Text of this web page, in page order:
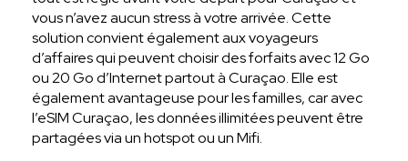
vous n’avez aucun stress à votre arrivée. Cette
solution convient également aux voyageurs
d’affaires qui peuvent choisir des forfaits avec 12 Go
ou 20 Go d’Internet partout à Curaçao. Elle est
également avantageuse pour les familles, car avec
l’eSIM Curaçao, les données illimitées peuvent être
partagées via un hotspot ou un Mifi.